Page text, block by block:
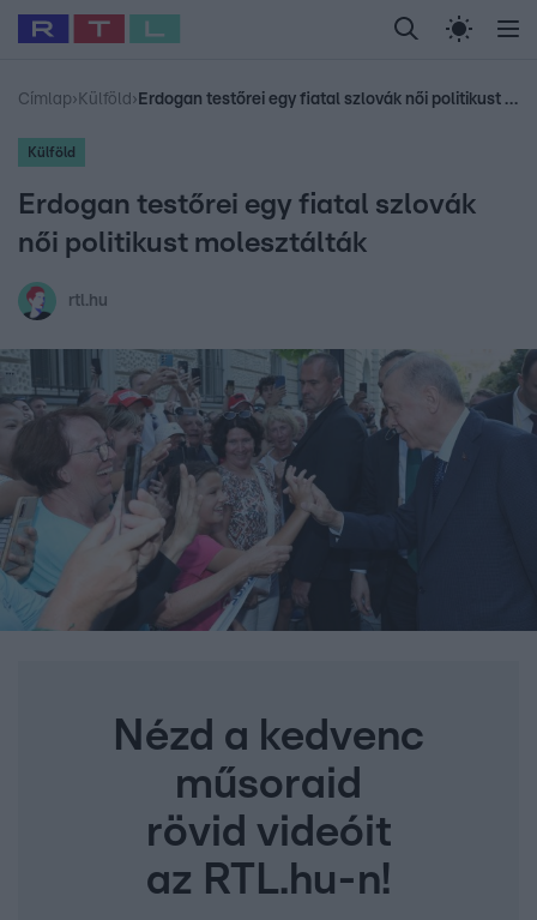
Legfrissebb RTL Híradó Randi Celeb vagyok,
Babits Marcella Most Wanted Gallusz
Címlap› Külföld › Erdogan testőrei egy fiatal szlovák női politikust molesztálták
Külföld
Erdogan testőrei egy fiatal szlovák
női politikust molesztálták
rtl.hu
Nézd a kedvenc
műsoraid
rövid videóit
az RTL.hu-n!